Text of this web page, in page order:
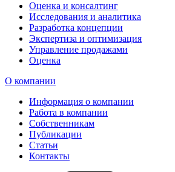
Оценка и консалтинг
Исследования и аналитика
Разработка концепции
Экспертиза и оптимизация
Управление продажами
Оценка
О компании
Информация о компании
Работа в компании
Собственникам
Публикации
Статьи
Контакты